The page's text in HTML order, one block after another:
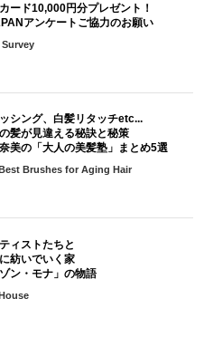
ード10,000円分プレゼント！
アンケートご協力のお願い
Survey
シング、白髪リタッチetc...
髪が見違える秘訣と秘策
美の「大人の美髪塾」まとめ5選
Brushes for Aging Hair
ィストたちと
紡いでいく家
ゾン・モナ」の物語